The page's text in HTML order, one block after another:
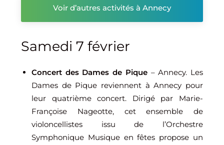
Voir d’autres activités à Annecy
Samedi 7 février
Concert des Dames de Pique– Annecy. Les
Dames de Pique reviennent à Annecy pour
leur quatrième concert. Dirigé par Marie-
Françoise Nageotte, cet ensemble de
violoncellistes issu de l’Orchestre
Symphonique Musique en fêtes propose un